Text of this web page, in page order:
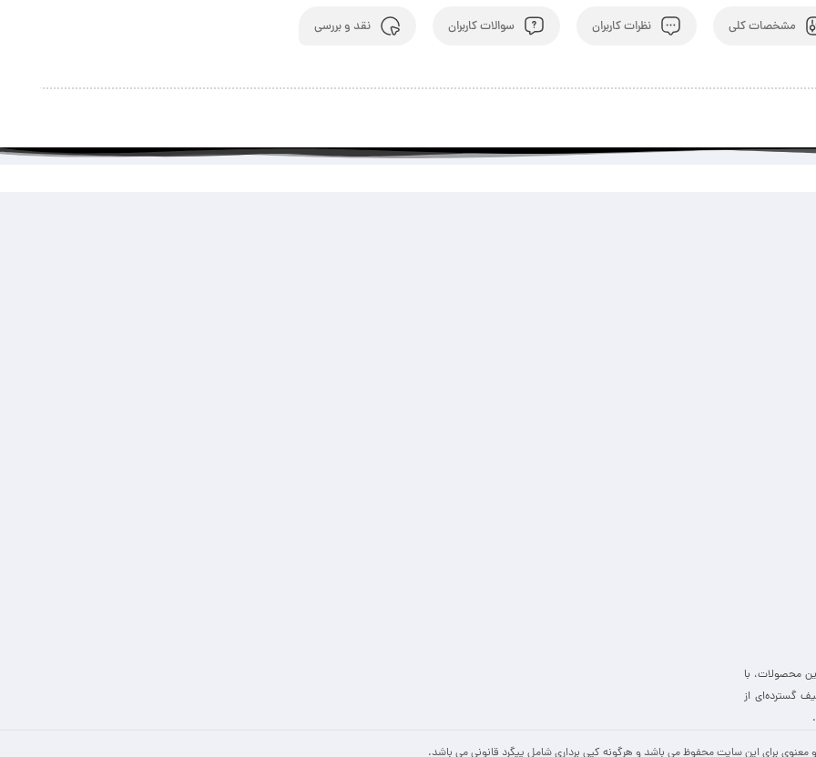
مشخصات کلی نظرات کاربران سوالات کاربران نقد و بررسی
محصولات، با
گسترده‌ای از
معنوی برای این سایت محفوظ می باشد و هرگونه کپی برداری شامل پیگرد قانونی می باشد.